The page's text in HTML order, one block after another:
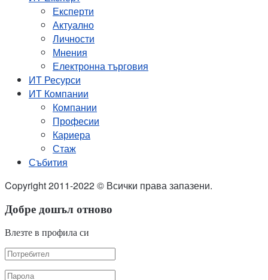
Експерти
Актуално
Личности
Мнения
Електронна търговия
ИТ Ресурси
ИТ Компании
Компании
Професии
Кариера
Стаж
Събития
Copyright 2011-2022 © Всички права запазени.
Добре дошъл отново
Влезте в профила си